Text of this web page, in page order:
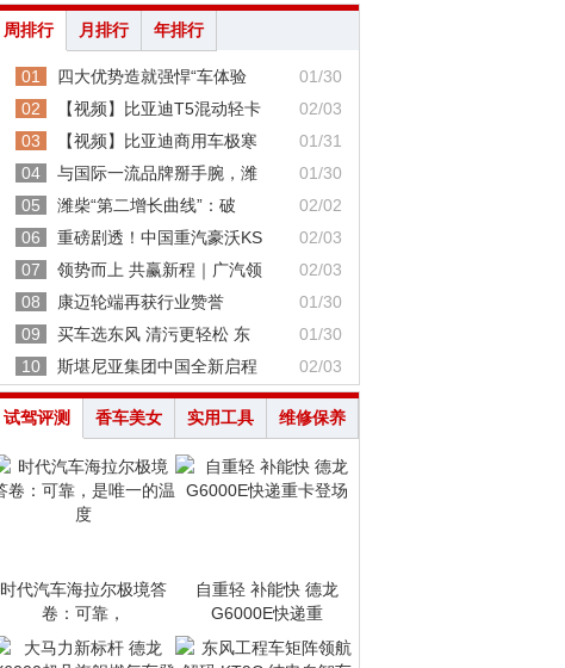
周排行 月排行 年排行
01 四大优势造就强悍“车体验
01/30
02
【视频】比亚迪T5混动轻卡
02/03
03
【视频】比亚迪商用车极寒
01/31
04
与国际一流品牌掰手腕，潍
01/30
05
潍柴“第二增长曲线”：破
02/02
06
重磅剧透！中国重汽豪沃KS
02/03
07
领势而上 共赢新程｜广汽领
02/03
08
康迈轮端再获行业赞誉
01/30
09
买车选东风 清污更轻松 东
01/30
10
斯堪尼亚集团中国全新启程 02/03
试驾评测 香车美女 实用工具 维修保养
时代汽车海拉尔极境答
卷：可靠，
自重轻 补能快 德龙
G6000E快递重